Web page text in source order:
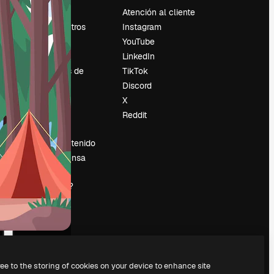
Precios
Sobre nosotros
Reviews
Empleo
Tendencias de
búsqueda
Eventos
Slidesgo
Vender contenido
Sala de prensa
¿Buscas
magnific.ai?
Atención al cliente
Instagram
YouTube
LinkedIn
TikTok
Discord
X
Reddit
to the storing of cookies on your device to enhance site